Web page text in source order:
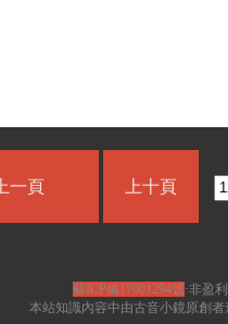
上一頁 上十頁
蘇ICP備17001294號·非盈
本站知識內容中由古音小鏡原創